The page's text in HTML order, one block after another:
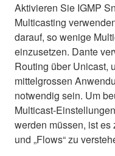
Aktivieren Sie IGMP
Multicasting
darauf, so wenige
einzusetzen. Dante
Routing über Unicast,
mittelgrossen
notwendig sein. Um
Multicast-
werden müssen, ist
und „Flows“ zu